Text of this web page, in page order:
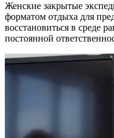
Женские закрытые
форматом отдыха для
восстановиться в среде
постоянной